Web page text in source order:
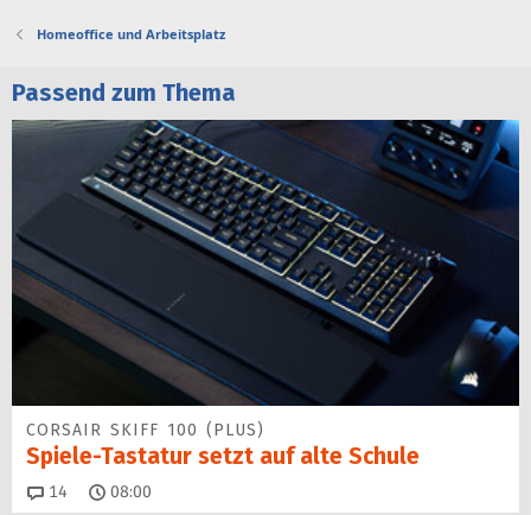
Homeoffice und Arbeitsplatz
Passend zum Thema
CORSAIR SKIFF 100 (PLUS)
Spiele-Tastatur setzt auf alte Schule
14 Kommentare
08:00